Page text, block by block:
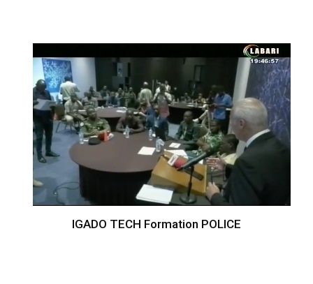
IGADO TECH Formation POLICE